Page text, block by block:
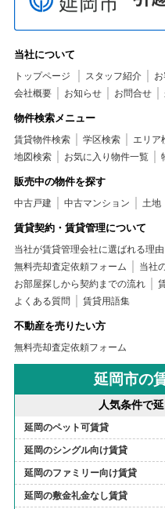
当社について
トップページ スタッフ紹介
会社概要
お知らせ お問合せ
物件検索メニュー
賃貸物件検索 学区検索 エリア
地図検索
お気に入り物件一覧
販売中の物件を探す
中古戸建 中古マンション 土地
賃貸契約・賃貸管理について
当社が賃貸管理会社に選ばれる理由
無料売却査定依頼フォーム
当社
お部屋探しから契約までの流れ
よくある質問
賃貸用語集
不動産を売りたい方
無料売却査定依頼フォーム
延岡市の
人気条件で
延岡のペット可賃貸
延岡のシングル向け賃貸
延岡のファミリー向け賃貸
延岡の敷金礼金なし賃貸